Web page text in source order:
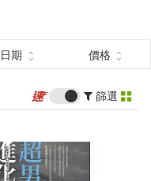
日期 價格
篩選